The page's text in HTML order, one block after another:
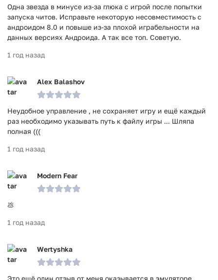
Одна звезда в минусе из-за глюка с игрой после попытки
запуска читов. Исправьте некоторую несовместимость с
андроидом 8.0 и повыше из-за плохой играбельности на
данных версиях Андроида. А так все топ. Советую.
1 год назад
Alex Balashov
Неудобное управление , не сохраняет игру и ещё каждый
раз необходимо указывать путь к файлу игры ... Шляпа
полная (((
1 год назад
Modern Fear
💩
1 год назад
Wertyshka
Это ещё один отзыв от меня оказывается в эмуляторе